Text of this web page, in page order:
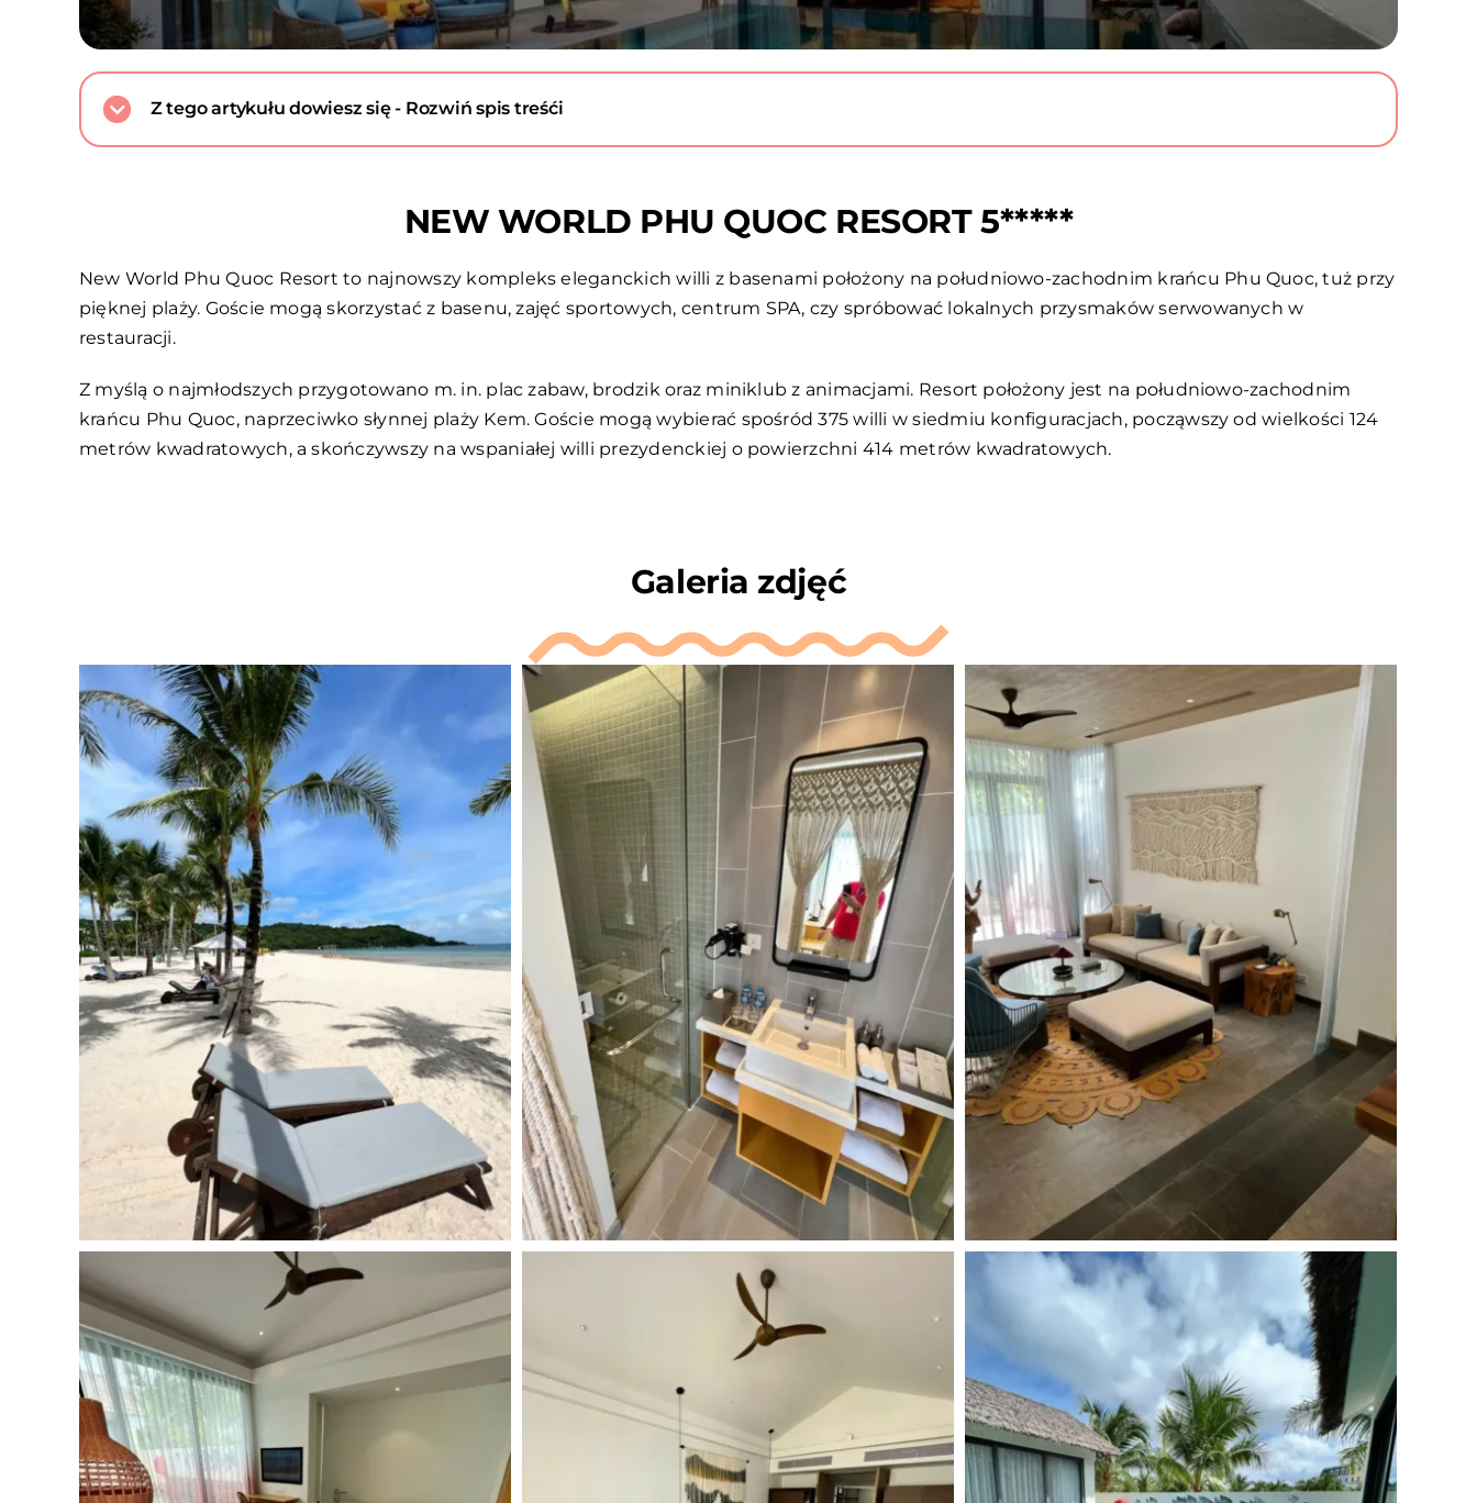
Z tego artykułu dowiesz się - Rozwiń spis treśći
NEW WORLD PHU QUOC RESORT 5*****
New World Phu Quoc Resort to najnowszy kompleks eleganckich willi z basenami położony na południowo-zachodnim krańcu Phu Quoc, tuż przy
pięknej plaży. Goście mogą skorzystać z basenu, zajęć sportowych, centrum SPA, czy spróbować lokalnych przysmaków serwowanych w
restauracji.
Z myślą o najmłodszych przygotowano m. in. plac zabaw, brodzik oraz miniklub z animacjami. Resort położony jest na południowo-zachodnim
krańcu Phu Quoc, naprzeciwko słynnej plaży Kem. Goście mogą wybierać spośród 375 willi w siedmiu konfiguracjach, począwszy od wielkości 124
metrów kwadratowych, a skończywszy na wspaniałej willi prezydenckiej o powierzchni 414 metrów kwadratowych.
Galeria zdjęć